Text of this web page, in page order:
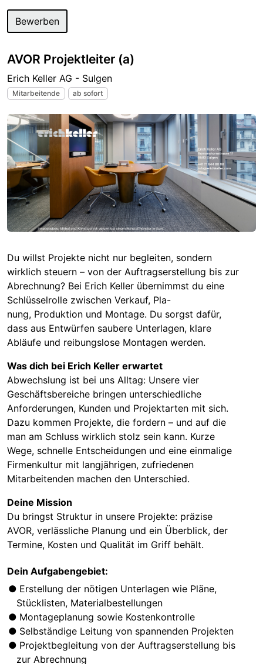
Bewerben
AVOR Projektleiter (a)
Erich Keller AG - Sulgen
Mitarbeitende ab sofort
Du willst Projekte nicht nur begleiten, sondern
wirklich steuern – von der Auftragserstellung bis zur
Abrechnung? Bei Erich Keller übernimmst du eine
Schlüsselrolle zwischen Verkauf, Pla-
nung, Produktion und Montage. Du sorgst dafür,
dass aus Entwürfen saubere Unterlagen, klare
Abläufe und reibungslose Montagen werden.
Was dich bei Erich Keller erwartet
Abwechslung ist bei uns Alltag: Unsere vier
Geschäftsbereiche bringen unterschiedliche
Anforderungen, Kunden und Projektarten mit sich.
Dazu kommen Projekte, die fordern – und auf die
man am Schluss wirklich stolz sein kann. Kurze
Wege, schnelle Entscheidungen und eine einmalige
Firmenkultur mit langjährigen, zufriedenen
Mitarbeitenden machen den Unterschied.
Deine Mission
Du bringst Struktur in unsere Projekte: präzise
AVOR, verlässliche Planung und ein Überblick, der
Termine, Kosten und Qualität im Griff behält.
Dein Aufgabengebiet:
Erstellung der nötigen Unterlagen wie Pläne,
Stücklisten, Materialbestellungen
Montageplanung sowie Kostenkontrolle
Selbständige Leitung von spannenden Projekten
Projektbegleitung von der Auftragserstellung bis
zur Abrechnung